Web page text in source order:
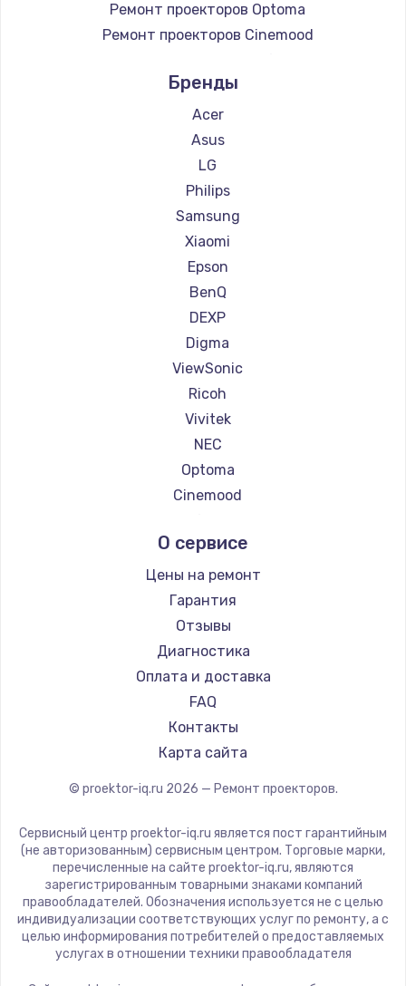
Ремонт проекторов Optoma
Ремонт проекторов Cinemood
Ремонт проекторов Barco
Ремонт проекторов Xgimi
Ремонт проекторов Canon
Ремонт проекторов JVC
Ремонт проекторов Casio
Ремонт проекторов Hiper
Ремонт проекторов HITACHI
Ремонт проекторов Panasonic
Ремонт проекторов Hisense
Бренды
Acer
Asus
LG
Philips
Samsung
Xiaomi
Epson
BenQ
DEXP
Digma
ViewSonic
Ricoh
Vivitek
NEC
Optoma
Cinemood
Barco
Xgimi
Canon
JVC
Casio
Hiper
HITACHI
Panasonic
Hisense
О сервисе
Цены на ремонт
Гарантия
Отзывы
Диагностика
Оплата и доставка
FAQ
Контакты
Карта сайта
© proektor-iq.ru 2026 — Ремонт проекторов.
Сервисный центр proektor-iq.ru является пост гарантийным
(не авторизованным) сервисным центром. Торговые марки,
перечисленные на сайте proektor-iq.ru, являются
зарегистрированным товарными знаками компаний
правообладателей. Обозначения используется не с целью
индивидуализации соответствующих услуг по ремонту, а с
целью информирования потребителей о предоставляемых
услугах в отношении техники правообладателя